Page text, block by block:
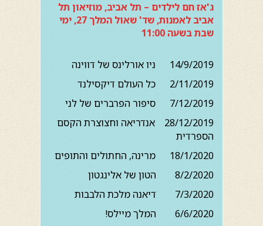
ג'אז חם לילדים – תל אביב, מוזיאון תל
אביב לאמנות, שד' שאול המלך 27, ימי
שבת בשעה 11:00
14/9/2019 ניו אורלינס של דווינה
2/11/2019 כל העולם דיקסילנד
7/12/2019 סיפור הפרברים של לני
28/12/2019 אנדריאה וחצוצרת הקסם
הספרדית
18/1/2020 מרינה, החתולים והתופים
8/2/2020 הטון של אלינגטון
7/3/2020 דיאנה מלכת הלבבות
6/6/2020 המלך מיילס!